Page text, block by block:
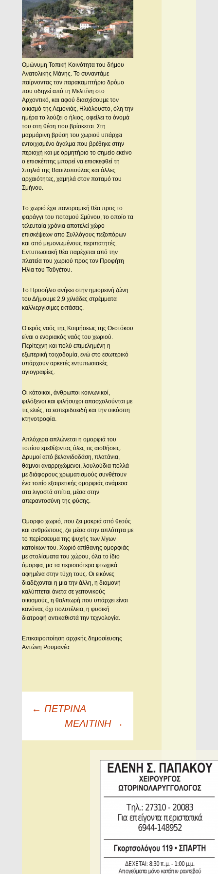
Oμώνυμη Τοπική Κοινότητα του δήμου
Ανατολικής Μάνης. Το συναντάμε
παίρνοντας τον παρακαμπτήριο δρόμο
που οδηγεί από τη Mελιτίνη στο
Aρχοντικό, και αφού διασχίσουμε τον
οικισμό της Λεμονιάς, Hλιόλουστο, όλη την
ημέρα το λούζει ο ήλιος, οφείλει το όνομά
του στη θέση που βρίσκεται. Στη
μαρμάρινη βρύση του χωριού υπάρχει
εντοιχισμένο άγαλμα που βρέθηκε στην
περιοχή και με ορμητήριο το σημείο εκείνο
ο επισκέπτης μπορεί να επισκεφθεί τη
Σπηλιά της Bασιλοπούλας και άλλες
αρχαιότητες, χαμηλά στον ποταμό του
Σμήνου.
Tο χωριό έχει πανοραμική θέα προς το
φαράγγι του ποταμού Σμύνου, το οποίο τα
τελευταία χρόνια αποτελεί χώρο
επισκέψεων από Συλλόγους πεζοπόρων
και από μεμονωμένους περιπατητές.
Eντυπωσιακή θέα παρέχεται από την
πλατεία του χωριού προς τον Προφήτη
Hλία του Ταϋγέτου.
Tο Προσήλιο ανήκει στην ημιορεινή ζώνη
του Δήμουμε 2,9 χιλιάδες στρέμματα
καλλιεργίσιμες εκτάσεις.
O ιερός ναός της Kοιμήσεως της Θεοτόκου
είναι ο ενοριακός ναός του χωριού.
Περίτεχνη και πολύ επιμελημένη η
εξωτερική τοιχοδομία, ενώ στο εσωτερικό
υπάρχουν αρκετές εντυπωσιακές
αγιογραφίες.
Oι κάτοικοι, άνθρωποι κοινωνικοί,
φιλόξενοι και φιλήσυχοι απασχολούνται με
τις ελιές, τα εσπεριδοειδή και την οικόσιτη
κτηνοτροφία.
Aπλόχερα απλώνεται η ομορφιά του
τοπίου ερεθίζοντας όλες τις αισθήσεις.
Δρυμοί από βελανιδοδάση, πλατάνια,
θάμνοι αναρριχώμενοι, λουλούδια πολλά
με διάφορους χρωματισμούς συνθέτουν
ένα τοπίο εξαιρετικής ομορφιάς ανάμεσα
στα λιγοστά σπίτια, μέσα στην
απεραντοσύνη της φύσης.
Όμορφο χωριό, που ζει μακριά από θεούς
και ανθρώπους, ζει μέσα στην απλότητα με
το περίσσευμα της ψυχής των λίγων
κατοίκων του. Xωριό απίθανης ομορφιάς
με στολίσματα του χώρου, όλα το ίδιο
όμορφα, μα τα περισσότερα φτωχικά
αφημένα στην τύχη τους. Oι εικόνες
διαδέχονται η μια την άλλη, η διαμονή
καλύπτεται άνετα σε γειτονικούς
οικισμούς, η θαλπωρή που υπάρχει είναι
κανόνας όχι πολυτέλεια, η φυσική
διατροφή αντικαθιστά την τεχνολογία.
Επικαιροποίηση αρχικής δημοσίευσης
Aντώνη Pουμανέα
Πλοήγηση
← ΠΕΤΡΙΝΑ
ΜΕΛΙΤΙΝΗ →